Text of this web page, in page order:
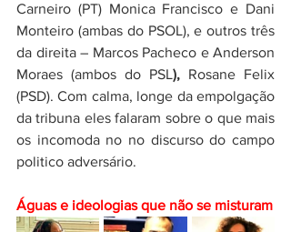
Carneiro (PT) Monica Francisco e Dani
Monteiro (ambas do PSOL), e outros três
da direita – Marcos Pacheco e Anderson
Moraes (ambos do PSL), Rosane Felix
(PSD). Com calma, longe da empolgação
da tribuna eles falaram sobre o que mais
os incomoda no no discurso do campo
politico adversário.